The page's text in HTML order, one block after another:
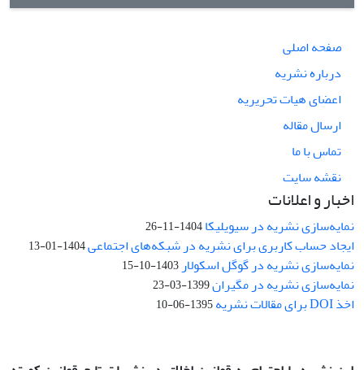
صفحه اصلی
درباره نشریه
اعضای هیات تحریریه
ارسال مقاله
تماس با ما
نقشه سایت
اخبار و اعلانات
نمایه‌سازی نشریه در سیویلیکا1404-11-26
ایجاد حساب کاربری برای نشریه در شبکه‌های اجتماعی1404-01-13
نمایه‌سازی نشریه در گوگل اسکولار 1403-10-15
نمایه‌سازی نشریه در مگیران1399-03-23
اخذ DOI برای مقالات نشریه 1395-06-10